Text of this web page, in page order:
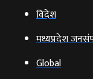
विदेश
मध्यप्रदेश
Global